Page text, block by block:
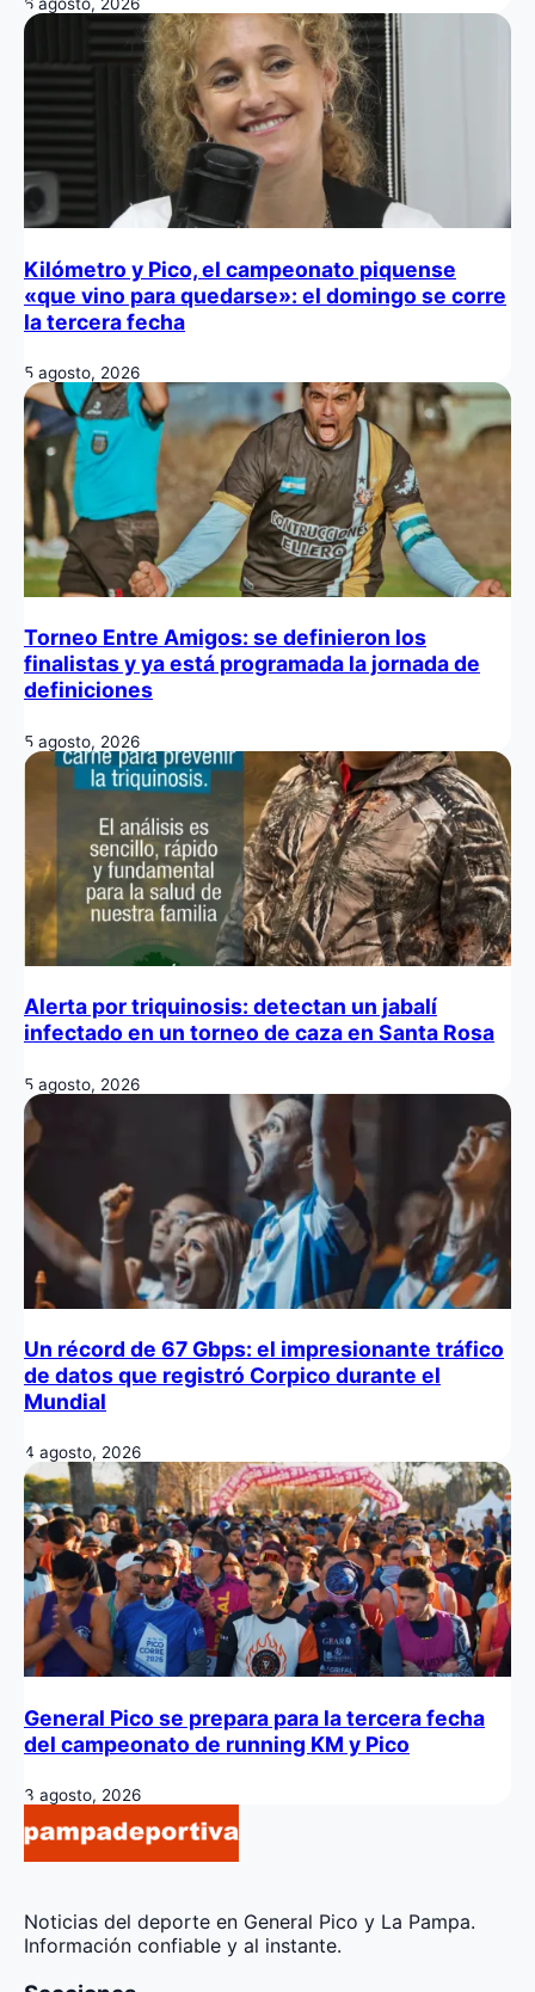
Kilómetro y Pico, el campeonato piquense
«que vino para quedarse»: el domingo se corre
la tercera fecha
5 agosto, 2026
Torneo Entre Amigos: se definieron los
finalistas y ya está programada la jornada de
definiciones
5 agosto, 2026
Alerta por triquinosis: detectan un jabalí
infectado en un torneo de caza en Santa Rosa
5 agosto, 2026
Un récord de 67 Gbps: el impresionante tráfico
de datos que registró Corpico durante el
Mundial
4 agosto, 2026
General Pico se prepara para la tercera fecha
del campeonato de running KM y Pico
3 agosto, 2026
Noticias del deporte en General Pico y La Pampa.
Información confiable y al instante.